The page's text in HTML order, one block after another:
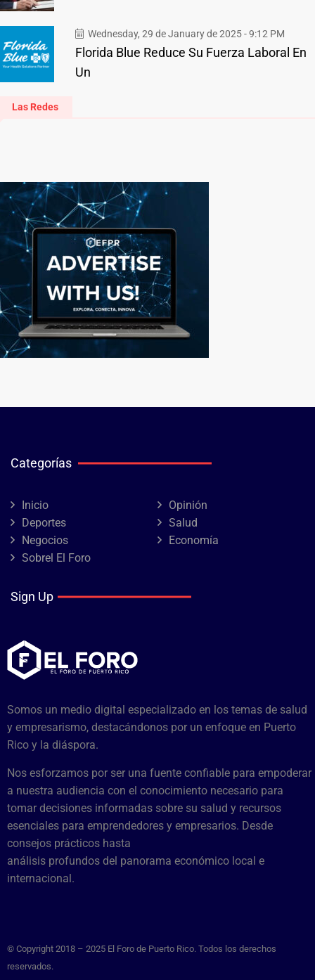
Wednesday, 29 de January de 2025 - 9:12 PM
Florida Blue Reduce Su Fuerza Laboral En
Un
Las Redes
Categorías
Inicio
Opinión
Deportes
Salud
Negocios
Economía
Sobrel El Foro
Sign Up
Somos un medio digital especializado en los temas de salud
y empresarismo, destacándonos por un enfoque en Puerto
Rico y la diáspora.
Nos esforzamos por ser una fuente confiable para empoderar
a nuestra audiencia con el conocimiento necesario para
tomar decisiones informadas sobre su salud y recursos
esenciales para emprendedores y empresarios. Desde
consejos prácticos hasta
análisis profundos del panorama económico local e
internacional.
© Copyright 2018 – 2025 El Foro de Puerto Rico. Todos los derechos
reservados.